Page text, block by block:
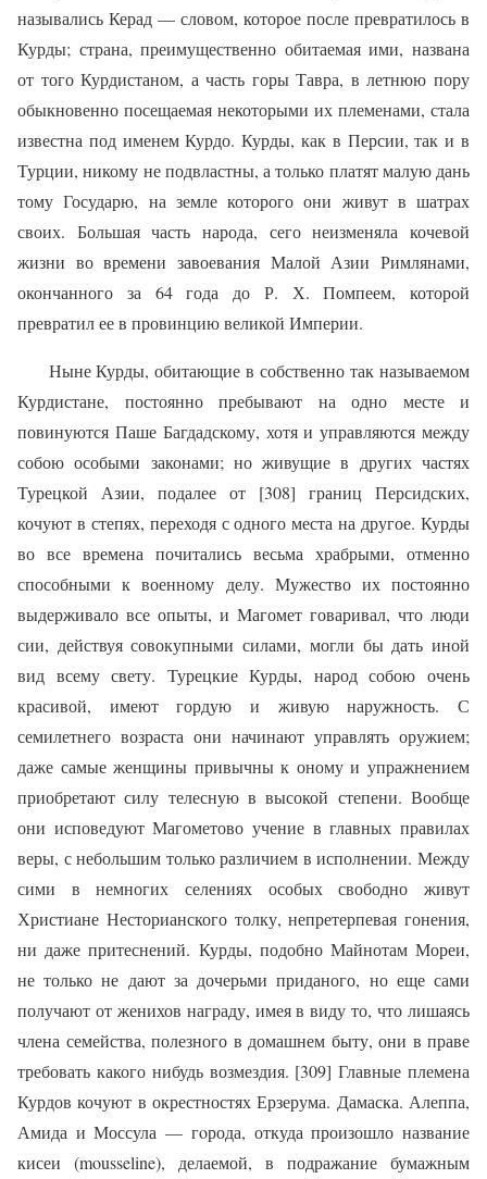
назывались Керад — словом, которое после превратилось в
Курды; страна, преимущественно обитаемая ими, названа
от того Курдистаном, а часть горы Тавра, в летнюю пору
обыкновенно посещаемая некоторыми их племенами, стала
известна под именем Курдо. Курды, как в Персии, так и в
Турции, никому не подвластны, а только платят малую дань
тому Государю, на земле которого они живут в шатрах
своих. Большая часть народа, сего неизменяла кочевой
жизни во времени завоевания Малой Азии Римлянами,
окончанного за 64 года до Р. Х. Помпеем, которой
превратил ее в провинцию великой Империи.
Ныне Курды, обитающие в собственно так называемом
Курдистане, постоянно пребывают на одно месте и
повинуются Паше Багдадскому, хотя и управляются между
собою особыми законами; но живущие в других частях
Турецкой Азии, подалее от [308] границ Персидских,
кочуют в степях, переходя с одного места на другое. Курды
во все времена почитались весьма храбрыми, отменно
способными к военному делу. Мужество их постоянно
выдерживало все опыты, и Магомет говаривал, что люди
сии, действуя совокупными силами, могли бы дать иной
вид всему свету. Турецкие Курды, народ собою очень
красивой, имеют гордую и живую наружность. С
семилетнего возраста они начинают управлять оружием;
даже самые женщины привычны к оному и упражнением
приобретают силу телесную в высокой степени. Вообще
они исповедуют Магометово учение в главных правилах
веры, с небольшим только различием в исполнении. Между
сими в немногих селениях особых свободно живут
Христиане Несторианского толку, непретерпевая гонения,
ни даже притеснений. Курды, подобно Майнотам Мореи,
не только не дают за дочерьми приданого, но еще сами
получают от женихов награду, имея в виду то, что лишаясь
члена семейства, полезного в домашнем быту, они в праве
требовать какого нибудь возмездия. [309] Главные племена
Курдов кочуют в окрестностях Ерзерума. Дамаска. Алеппа,
Амида и Моссула — гoрода, откуда произошло название
кисеи (mousseline), делаемой, в подражание бумажным